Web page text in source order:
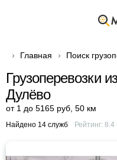
Главная Поиск
Грузоперевозки
Дулёво
от 1 до 5165 руб 50 км
Найдено 14 служб Рейтинг: 8.4